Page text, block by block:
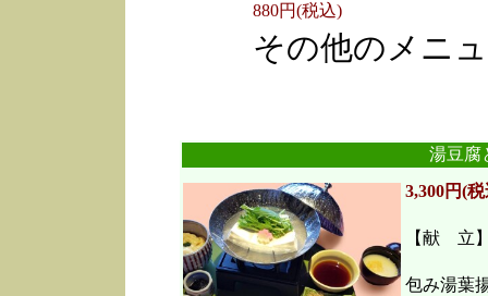
880円(税込)
その他のメニ
湯豆腐
3,300円(
【献 立
包み湯葉